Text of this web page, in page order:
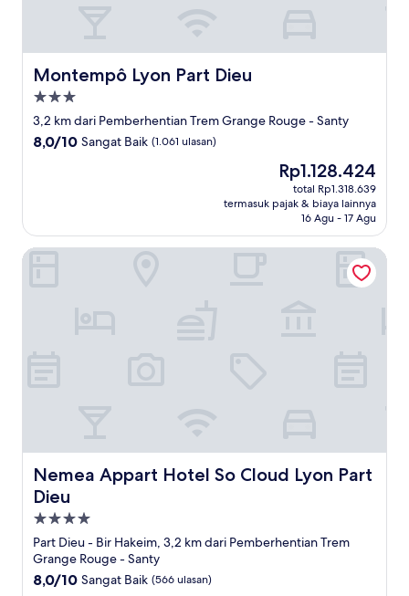
Montempô Lyon Part Dieu
Montempô Lyon Part Dieu
Properti
bintang
3.0
3,2 km dari Pemberhentian Trem Grange Rouge - Santy
8.0
ulasan)
8,0/10 Sangat Baik (1.061 ulasan)
Harga
sekarang
Rp1.128.424
Rp1.128.424
total Rp1.318.639
termasuk pajak & biaya lainnya
16 Agu - 17 Agu
Nemea Appart Hotel So Cloud Lyon Part
Dieu
Nemea Appart Hotel So Cloud Lyon Part Dieu
Properti
bintang
4.0
Part Dieu - Bir Hakeim, 3,2 km dari Pemberhentian Trem
Grange Rouge - Santy
8.0
8,0/10 Sangat Baik (566 ulasan)
Nemea Appart Hotel So Cloud Lyon Part Dieu